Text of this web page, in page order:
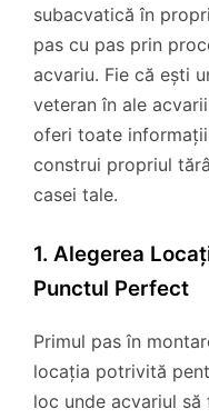
subacvatică în
pas cu pas prin
acvariu. Fie că ești
veteran în ale
oferi toate
construi propriul
casei tale.
1. Alegerea
Punctul Perfect
Primul pas în
locația potrivită
loc unde acvariul